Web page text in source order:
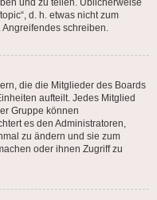
und zu teilen. Üblicherweise
d. h. etwas nicht zum
schreiben.
die die Mitglieder des Boards
aufteilt. Jedes Mitglied
Gruppe können
es den Administratoren,
zu ändern und sie zum
oder ihnen Zugriff zu